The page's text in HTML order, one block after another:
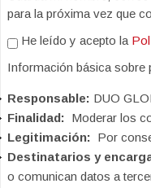
para la próxima vez que
He leído y acepto la
Información básica sobre
Responsable: DUO
Finalidad: Moderar los
Legitimación: Por
Destinatarios y
o comunican datos a